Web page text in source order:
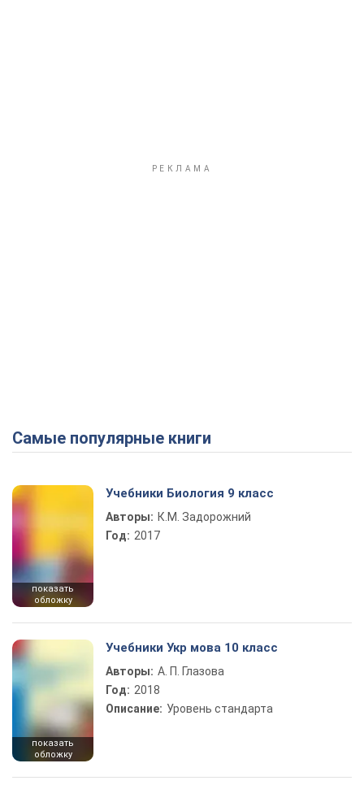
Самые популярные книги
показать
обложку
Учебники Биология 9 класс
Авторы: К.М. Задорожний
Год: 2017
показать
обложку
Учебники Укр мова 10 класс
Авторы: А. П. Глазова
Год: 2018
Описание: Уровень стандарта